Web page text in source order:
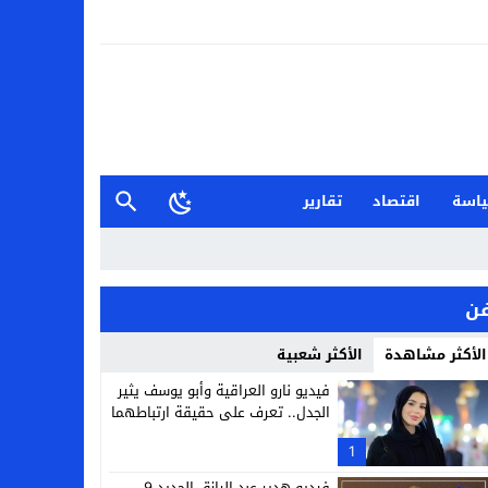
اقتصاد
تقارير
الأكثر مشاهدة الأكثر شعبية
1
فيديو نارو العراقية وأبو يوسف يثير
الجدل.. تعرف على حقيقة ارتباطهما